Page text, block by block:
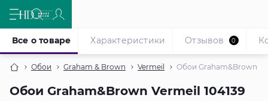
Обои Graham & Brown Vermeil Обои Graham&Brown
Обои Graham&Brown Vermeil 104139
Все о товаре Характеристики Отзывов 0